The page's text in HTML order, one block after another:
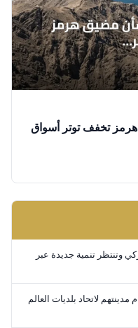
تخفف توتر أسواق
وتنتظر تنمية جديدة عبر
لاتحاد بلديات العالم